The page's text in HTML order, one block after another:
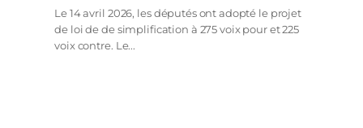
Le 14 avril 2026, les députés ont adopté le projet
de loi de de simplification à 275 voix pour et 225
voix contre. Le...